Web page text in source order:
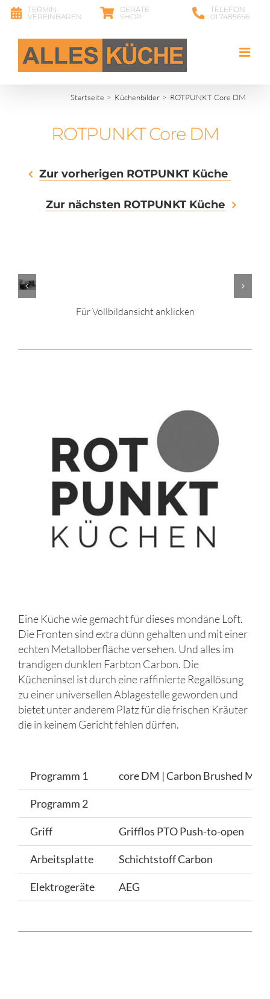
Zum
Inhalt
springen
TERMIN
VEREINBAREN
GERÄTE
SHOP
TELEFON
01 7485656
Startseite Küchenbilder ROTPUNKT Core DM
ROTPUNKT Core DM
Zur vorherigen ROTPUNKT Küche
Zur nächsten ROTPUNKT Küche
Für Vollbildansicht anklicken
Eine Küche wie gemacht für dieses mondäne Loft.
Die Fronten sind extra dünn gehalten und mit einer
echten Metalloberfläche versehen. Und alles im
trandigen dunklen Farbton Carbon. Die
Kücheninsel ist durch eine raffinierte Regallösung
zu einer universellen Ablagestelle geworden und
bietet unter anderem Platz für die frischen Kräuter
die in keinem Gericht fehlen dürfen.
Programm 1 core DM | Carbon Brushed
Programm 2
Griff Grifflos PTO Push-to-open
Arbeitsplatte Schichtstoff Carbon
Elektrogeräte AEG